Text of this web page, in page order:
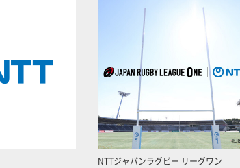
NTTジャパンラグビー リーグワン